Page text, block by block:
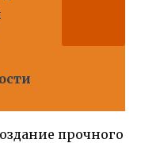
прочного